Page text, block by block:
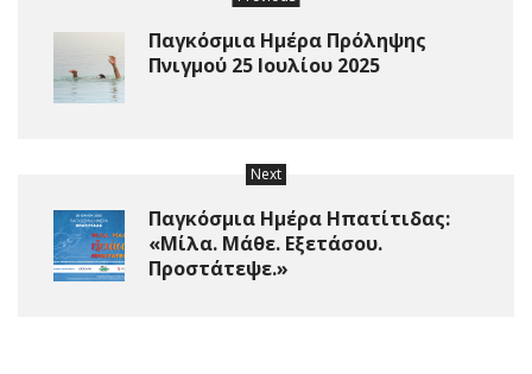
Παγκόσμια Ημέρα Πρόληψης
Πνιγμού 25 Ιουλίου 2025
Next
Παγκόσμια Ημέρα Ηπατίτιδας:
«Μίλα. Μάθε. Εξετάσου.
Προστάτεψε.»